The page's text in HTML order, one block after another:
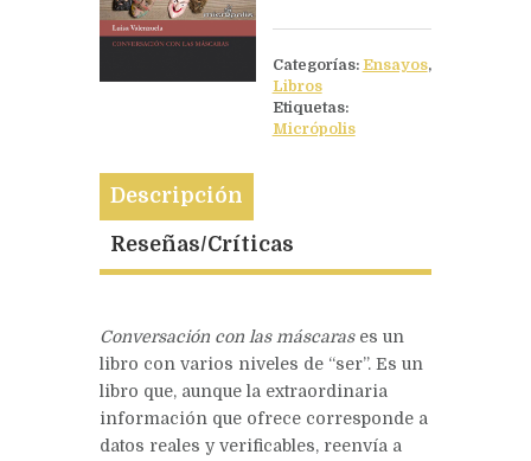
Categorías: Ensayos,
Libros
Etiquetas:
Micrópolis
Descripción
Reseñas/Críticas
Conversación con las máscarases un
libro con varios niveles de “ser”. Es un
libro que, aunque la extraordinaria
información que ofrece corresponde a
datos reales y verificables, reenvía a